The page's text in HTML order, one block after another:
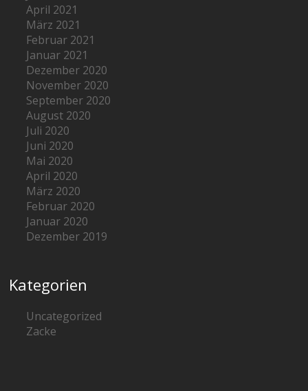
April 2021
März 2021
Februar 2021
Januar 2021
Dezember 2020
November 2020
September 2020
August 2020
Juli 2020
Juni 2020
Mai 2020
April 2020
März 2020
Februar 2020
Januar 2020
Dezember 2019
Kategorien
Uncategorized
Zacke